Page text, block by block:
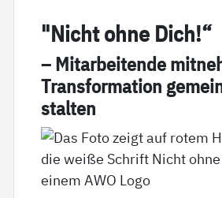
"Nicht oh­ne Dich!“
– Mit­ar­bei­ten­de
Trans­for­ma­ti­on
stal­ten